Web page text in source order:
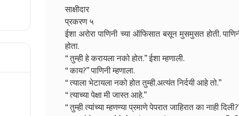
साक्षीदार
प्रकरण ५
ईशा अरोरा पाणिनी च्या ऑफिसात बसून मुसमुसत होती.
होता.
“ तुम्ही हे करायला नको होत.” ईशा म्हणाली.
“ काय?” पाणिनी म्हणाला.
“ त्याला भेटायला नको होत तुम्ही.अत्यंत निर्दयी आहे तो.”
“ त्याच्या पेक्षा मी जास्त आहे.”
“ तुम्ही त्यांच्या म्हणण्या प्रमाणे पेपरात जाहिरात का नाही